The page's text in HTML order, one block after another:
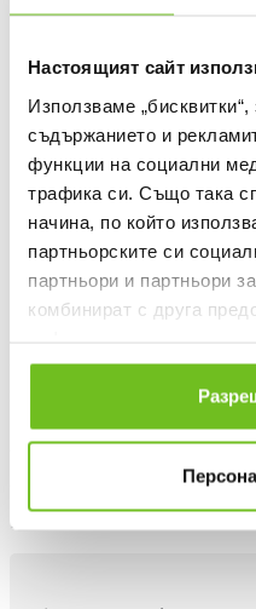
Настоящият сайт
Използваме
съдържанието и
функции на социални
трафика си. Също така
начина, по който
партньорските си
партньори и партньори
комбинират с друга
ползването от Ваша
LEVSKIMen's
Show your football style
men's adidas Tiro 25
fleece-like fabric and
all-day comfort. Designed
ITEM NUMBER: